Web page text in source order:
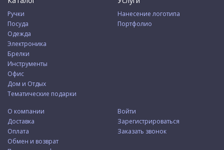
Ручки
Посуда
Одежда
Электроника
Брелки
Инструменты
Офис
Дом и Отдых
Тематические подарки
Нанесение логотипа
Портфолио
О компании
Доставка
Оплата
Обмен и возврат
Войти
Зарегистрироваться
Заказать звонок